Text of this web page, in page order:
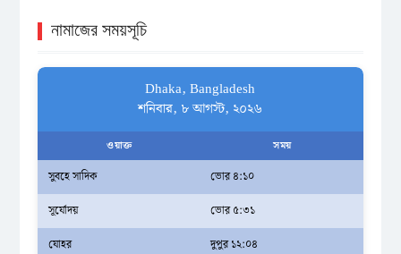
নামাজের সময়সূচি
Dhaka, Bangladesh
শনিবার, ৮ আগস্ট, ২০২৬
ওয়াক্ত সময়
সুবহে সাদিক
ভোর ৪:১০
সূর্যোদয়
ভোর ৫:৩১
যোহর
দুপুর ১২:০৪